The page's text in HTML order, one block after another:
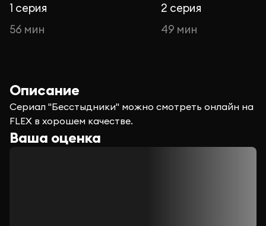
1 серия
56 мин
2 серия
49 мин
Описание
Сериал "Бесстыдники" можно смотреть онлайн на
FLEX в хорошем качестве.
Ваша оценка